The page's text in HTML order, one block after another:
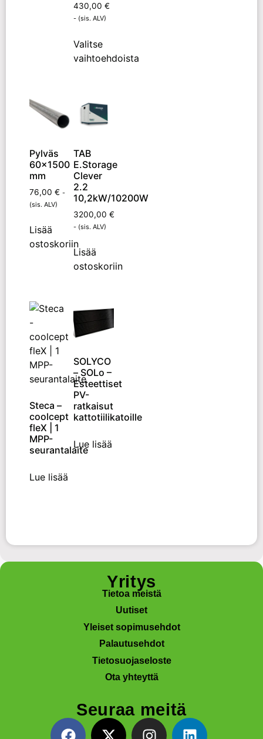
430,00 €
- (sis. ALV)
Valitse
vaihtoehdoista
Pylväs
60×1500
mm
76,00 € -
(sis. ALV)
Lisää
ostoskoriin
TAB
E.Storage
Clever
2.2
10,2kW/10200W
3200,00 €
- (sis. ALV)
Lisää
ostoskoriin
Steca –
coolcept
fleX | 1
MPP-
seurantalaite
Lue lisää
SOLYCO
– SOLo –
Esteettiset
PV-
ratkaisut
kattotiilikatoille
Lue lisää
Yritys
Tietoa meistä
Uutiset
Yleiset sopimusehdot
Palautusehdot
Tietosuojaseloste
Ota yhteyttä
Seuraa meitä